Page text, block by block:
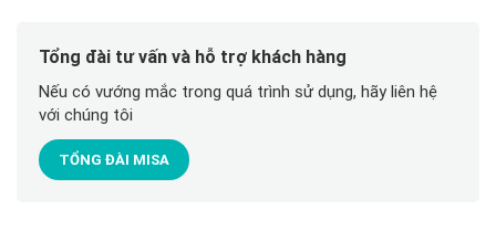
Tổng đài tư vấn và hỗ trợ khách hàng
Nếu có vướng mắc trong quá trình sử dụng, hãy liên hệ
với chúng tôi
TỔNG ĐÀI MISA